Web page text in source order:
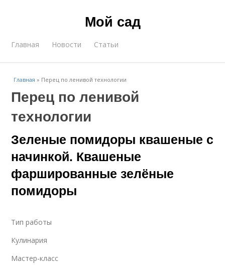
Мой сад
Главная Новости Статьи
Главная » Перец по ленивой технологии
Перец по ленивой
технологии
Зеленые помидоры квашеные с
начинкой. Квашеные
фаршированные зелёные
помидоры
Тип работы
Кулинария
Мастер-класс